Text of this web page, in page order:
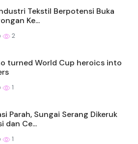
Tekstil Berpotensi Buka
Ke...
2
turned World Cup heroics into
1
Parah, Sungai Serang Dikeruk
dan Ce...
1